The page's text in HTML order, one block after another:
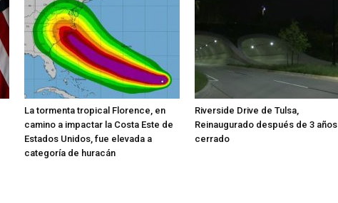
La tormenta tropical Florence, en
camino a impactar la Costa Este de
Estados Unidos, fue elevada a
categoría de huracán
Riverside Drive de Tulsa,
Reinaugurado después de 3 años
cerrado